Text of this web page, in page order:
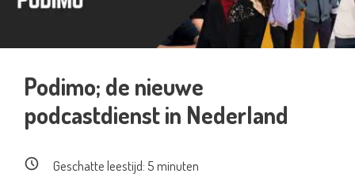
Podimo; de nieuwe
podcastdienst in Nederland
Geschatte leestijd: 5minuten